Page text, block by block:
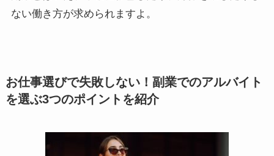
ない働き方が求められますよ。
お仕事選びで失敗しない！副業でのアルバイト
を選ぶ3つのポイントを紹介